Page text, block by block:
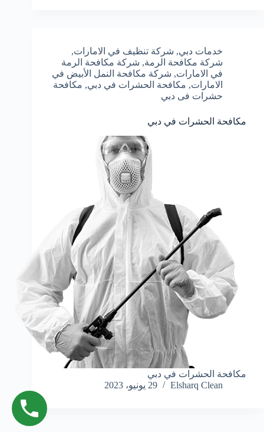
خدمات دبي, شركة تنظيف في الامارات,
شركة مكافحة الرمة, شركة مكافحة الرمة
في الامارات, شركة مكافحة النمل الأبيض في
الامارات, مكافحة الحشرات في دبي, مكافحة
حشرات فى دبي
مكافحة الحشرات في دبي
مكافحة الحشرات في دبي
Elsharq Clean
29 يونيو، 2023